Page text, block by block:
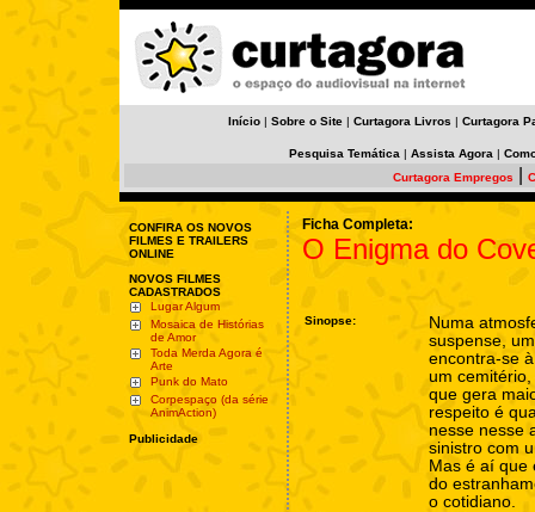
Início | Sobre o Site | Curtagora Livros | Curtagora
Pesquisa Temática | Assista Agora |
Curtagora Empregos
CONFIRA OS NOVOS
FILMES E TRAILERS
ONLINE
NOVOS FILMES
CADASTRADOS
Lugar Algum
Mosaica de Histórias
de Amor
Toda Merda Agora é
Arte
Punk do Mato
Corpespaço (da série
AnimAction)
Publicidade
Ficha Completa:
O Enigma do
Sinopse:
Numa
suspense,
encontra-se
um
que gera
respeito é
nesse nesse
sinistro com
Mas é aí que
do
o cotidiano.